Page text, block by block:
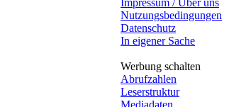
Nutzungsbedingungen
Datenschutz
In eigener Sache
Werbung schalten
Abrufzahlen
Leserstruktur
Mediadaten